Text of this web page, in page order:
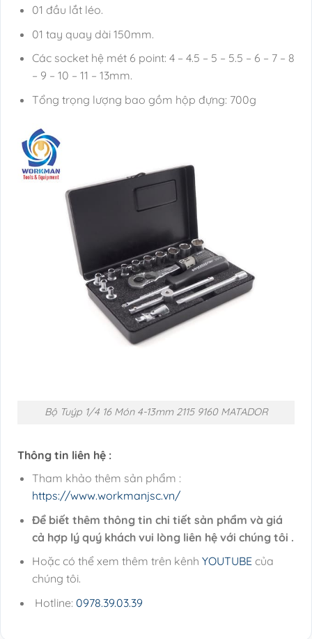
01 đầu lắt léo.
01 tay quay dài 150mm.
Các socket hệ mét 6 point: 4 – 4.5 – 5 – 5.5 – 6 – 7 – 8
– 9 – 10 – 11 – 13mm.
Tổng trọng lượng bao gồm hộp đựng: 700g
Bộ Tuýp 1/4 16 Món 4-13mm 2115 9160 MATADOR
Thông tin liên hệ :
Tham khảo thêm sản phẩm :
https://www.workmanjsc.vn/
Để biết thêm thông tin chi tiết sản phẩm và giá
cả hợp lý quý khách vui lòng liên hệ với chúng tôi .
Hoặc có thể xem thêm trên kênh YOUTUBEcủa
chúng tôi.
Hotline: 0978.39.03.39